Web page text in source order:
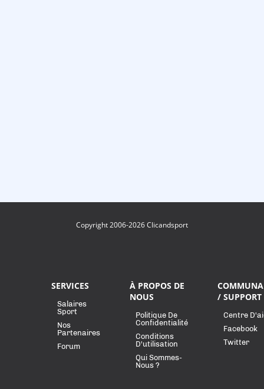
Copyright 2006-2026 Clicandsport
SERVICES
Salaires
Sport
Nos
Partenaires
Forum
À PROPOS DE
NOUS
Politique De
Confidentialité
Conditions
D'utilisation
Qui Sommes-
Nous ?
/ SUPPORT
Centre
Facebook
Twitter